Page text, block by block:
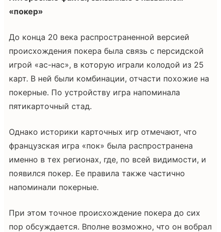
«покер»
До конца 20 века распространенной версией
происхождения покера была связь с персидской
игрой «ас-нас», в которую играли колодой из 25
карт. В ней были комбинации, отчасти похожие на
покерные. По устройству игра напоминала
пятикарточный стад.
Однако историки карточных игр отмечают, что
французская игра «пок» была распространена
именно в тех регионах, где, по всей видимости, и
появился покер. Ее правила также частично
напоминали покерные.
При этом точное происхождение покера до сих
пор обсуждается. Вполне возможно, что он вобрал